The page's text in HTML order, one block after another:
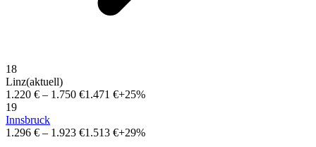
18
Linz(aktuell)
1.220 € – 1.750 €1.471 €+25%
19
Innsbruck
1.296 € – 1.923 €1.513 €+29%